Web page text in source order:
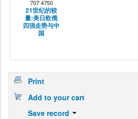
707 4750
21世纪的较
量:美日欧俄
四强走势与中
国
Print
Add to your cart
Save record